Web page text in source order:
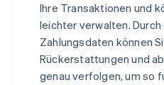
Ihre Transaktionen und
leichter verwalten.
Zahlungsdaten können
Rückerstattungen und
genau verfolgen, um so